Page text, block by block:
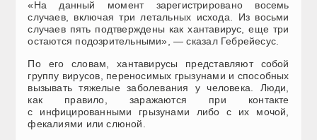
«На данный момент зарегистрировано восемь
случаев, включая три летальных исхода. Из восьми
случаев пять подтверждены как хантавирус, еще три
остаются подозрительными», — сказал Гебрейесус.
По его словам, хантавирусы представляют собой
группу вирусов, переносимых грызунами и способных
вызывать тяжелые заболевания у человека. Люди,
как правило, заражаются при контакте
с инфицированными грызунами либо с их мочой,
фекалиями или слюной.